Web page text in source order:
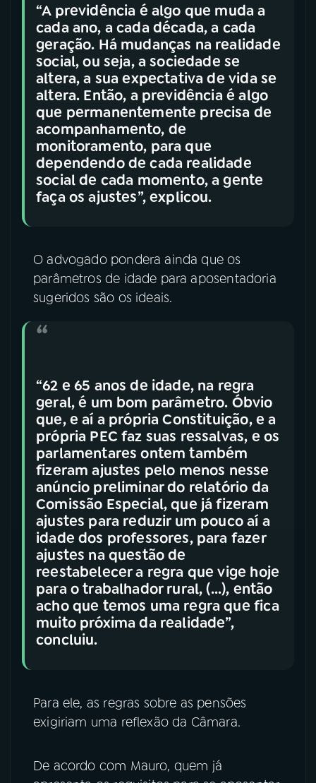
“A previdência é algo que muda a
cada ano, a cada década, a cada
geração. Há mudanças na realidade
social, ou seja, a sociedade se
altera, a sua expectativa de vida se
altera. Então, a previdência é algo
que permanentemente precisa de
acompanhamento, de
monitoramento, para que
dependendo de cada realidade
social de cada momento, a gente
faça os ajustes”, explicou.
O advogado pondera ainda que os
parâmetros de idade para aposentadoria
sugeridos são os ideais.
“62 e 65 anos de idade, na regra
geral, é um bom parâmetro. Óbvio
que, e aí a própria Constituição, e a
própria PEC faz suas ressalvas, e os
parlamentares ontem também
fizeram ajustes pelo menos nesse
anúncio preliminar do relatório da
Comissão Especial, que já fizeram
ajustes para reduzir um pouco aí a
idade dos professores, para fazer
ajustes na questão de
reestabelecer a regra que vige hoje
para o trabalhador rural, (...), então
acho que temos uma regra que fica
muito próxima da realidade”,
concluiu.
Para ele, as regras sobre as pensões
exigiriam uma reflexão da Câmara.
De acordo com Mauro, quem já